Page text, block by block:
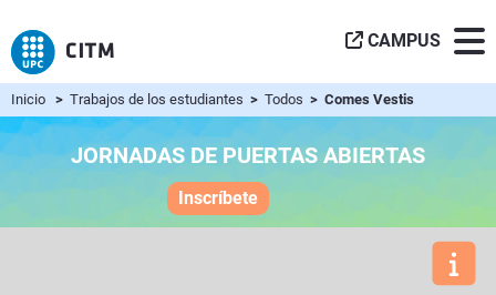
CAMPUS
Inicio > Trabajos de los estudiantes > Todos > Comes Vestis
JORNADAS DE PUERTAS ABIERTAS
Inscríbete